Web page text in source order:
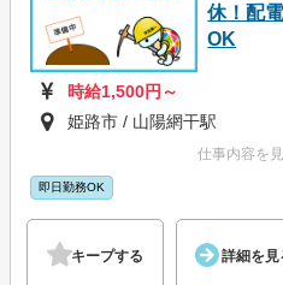
休！配
OK
時給1,500円～
姫路市 / 山陽網干駅
仕事内容を
即日勤務OK
キープする 詳細を見